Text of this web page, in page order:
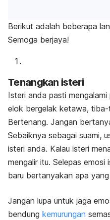
Berikut adalah beberapa
Semoga berjaya!
Tenangkan isteri
Isteri anda pasti mengalami
elok bergelak ketawa, tiba-
Bertenang. Jangan
Sebaiknya sebagai suami,
isteri anda. Kalau isteri
mengalir itu. Selepas
baru bertanyakan apa
Jangan lupa untuk jaga
bendung kemurungan